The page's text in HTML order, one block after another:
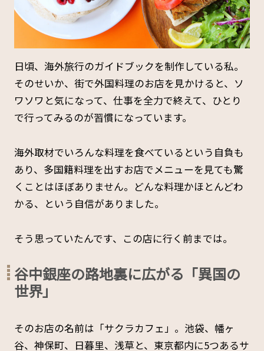
日頃、海外旅行のガイドブックを制作している私。
そのせいか、街で外国料理のお店を見かけると、ソ
ワソワと気になって、仕事を全力で終えて、ひとり
で行ってみるのが習慣になっています。
海外取材でいろんな料理を食べているという自負も
あり、多国籍料理を出すお店でメニューを見ても驚
くことはほぼありません。どんな料理かほとんどわ
かる、という自信がありました。
そう思っていたんです、この店に行く前までは。
谷中銀座の路地裏に広がる「異国の
世界」
そのお店の名前は「サクラカフェ」。池袋、幡ヶ
谷、神保町、日暮里、浅草と、東京都内に5つあるサ